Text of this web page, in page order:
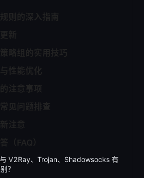
V2Ray、Trojan、Shadowsocks 有
？